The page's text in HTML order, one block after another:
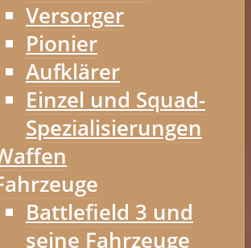
Versorger
Pionier
Aufklärer
Einzel und Squad-
Spezialisierungen
Battlefield 3 und
seine Fahrzeuge